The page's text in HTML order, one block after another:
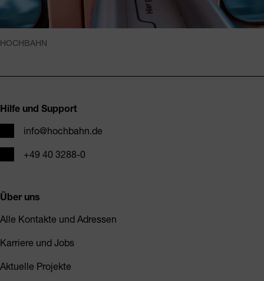
HOCHBAHN
Hilfe und Support
E-Mailinfo@hochbahn.de
Telefon+49 40 3288-0
Über uns
Alle Kontakte und Adressen
Karriere und Jobs
Aktuelle Projekte